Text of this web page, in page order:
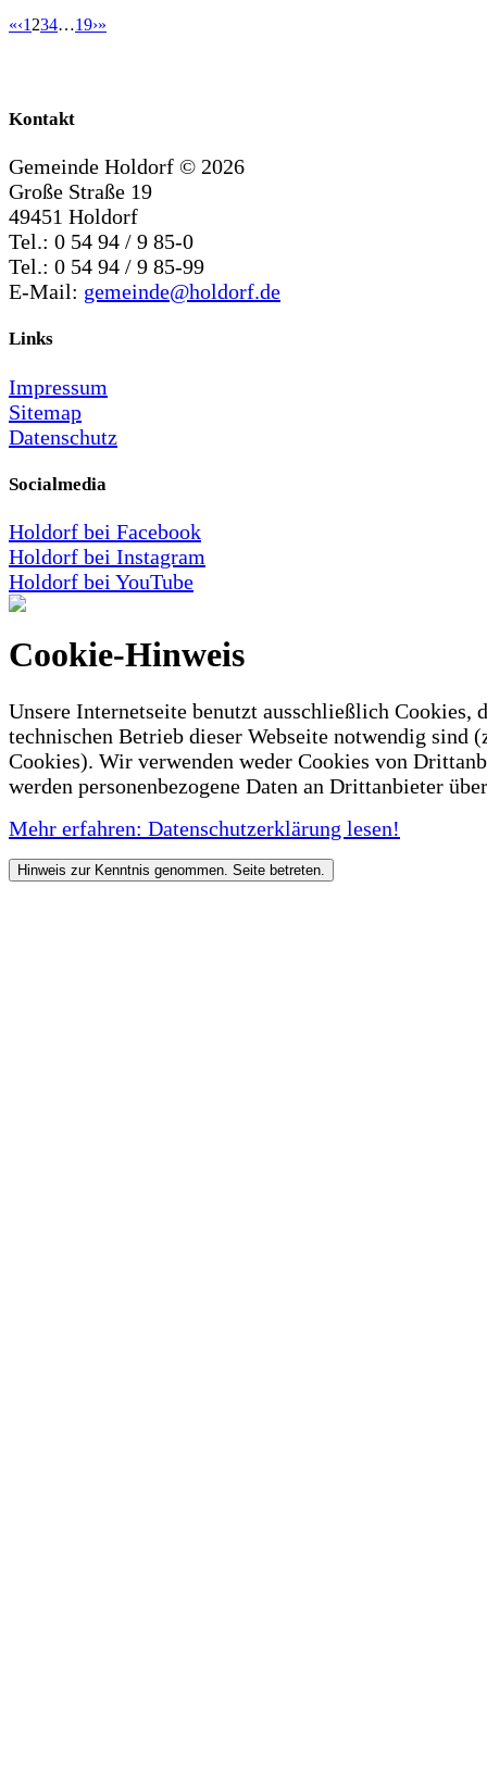
«‹1 234…19›»
Kontakt
Gemeinde Holdorf © 2026
Große Straße 19
49451 Holdorf
Tel.: 0 54 94 / 9 85-0
Tel.: 0 54 94 / 9 85-99
E-Mail: gemeinde@holdorf.de
Links
Impressum
Sitemap
Datenschutz
Socialmedia
Holdorf bei Facebook
Holdorf bei Instagram
Holdorf bei YouTube
Cookie-Hinweis
Unsere Internetseite benutzt ausschließlich Cookies,
technischen Betrieb dieser Webseite notwendig sind
Cookies). Wir verwenden weder Cookies von
werden personenbezogene Daten an Drittanbieter
Mehr erfahren: Datenschutzerklärung lesen!
Hinweis zur Kenntnis genommen. Seite betreten.